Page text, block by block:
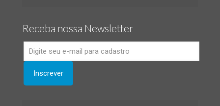
Receba nossa Newsletter